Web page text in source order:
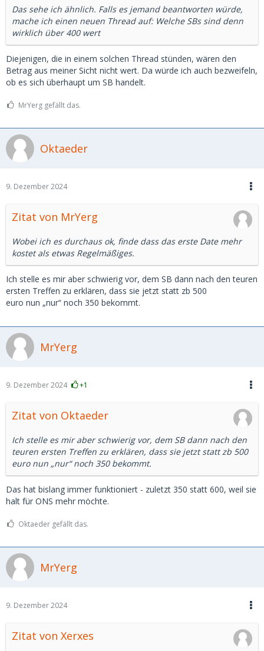
Das sehe ich ähnlich. Falls es jemand beantworten würde,
mache ich einen neuen Thread auf: Welche SBs sind denn
wirklich über 400 wert
Diejenigen, die in einem solchen Thread stünden, wären den
Betrag aus meiner Sicht nicht wert. Da würde ich auch bezweifeln,
ob es sich überhaupt um SB handelt.
MrYerg gefällt das.
Oktaeder
9. Dezember 2024
Zitat von MrYerg
Wobei ich es durchaus ok, finde dass das erste Date mehr
kostet als etwas Regelmäßiges.
Ich stelle es mir aber schwierig vor, dem SB dann nach den teuren
ersten Treffen zu erklären, dass sie jetzt statt zb 500
euro nun „nur“ noch 350 bekommt.
MrYerg
9. Dezember 2024 +1
Zitat von Oktaeder
Ich stelle es mir aber schwierig vor, dem SB dann nach den
teuren ersten Treffen zu erklären, dass sie jetzt statt zb 500
euro nun „nur“ noch 350 bekommt.
Das hat bislang immer funktioniert - zuletzt 350 statt 600, weil sie
halt für ONS mehr möchte.
Oktaeder gefällt das.
MrYerg
9. Dezember 2024
Zitat von Xerxes